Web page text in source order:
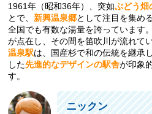
1961年（昭和36年）、突如ぶどう畑
とで、新興温泉郷として注目を集め
全国でも有数な湯量を誇っています
が点在し、その間を笛吹川が流れて
温泉駅は、国産杉で和の伝統を継承
した先進的なデザインの駅舎が印象
す。
ニックン